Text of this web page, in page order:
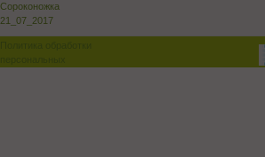
Сороконожка
21_07_2017